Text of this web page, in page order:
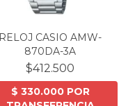
RELOJ CASIO AMW-
870DA-3A
$412.500